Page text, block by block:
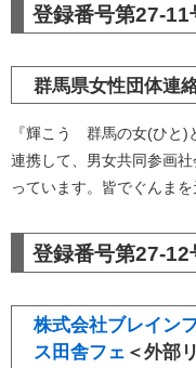
登録番号第27-
群馬県女性団体
『輝こう 群馬の女(ひと)
連携して、男女共同参画
っています。皆でぐんま
登録番号第27-
株式会社ブレイン
ス田舎フェ ＜外部